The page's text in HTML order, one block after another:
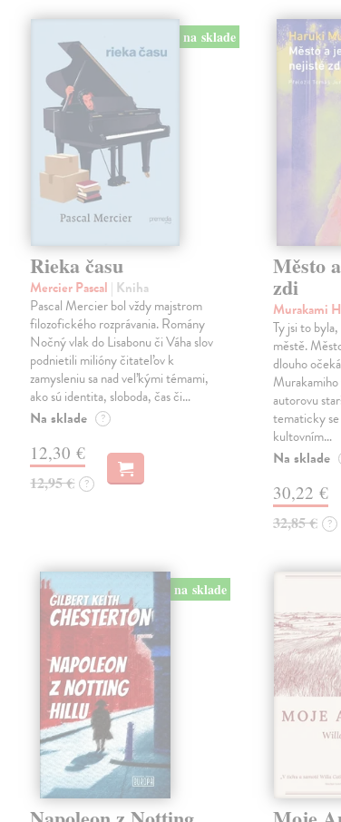
na sklade
Rieka času
Mercier Pascal | Kniha
Pascal Mercier bol vždy majstrom
filozofického rozprávania. Romány
Nočný vlak do Lisabonu či Váha slov
podnietili milióny čitateľov k
zamysleniu sa nad veľkými témami,
ako sú identita, sloboda, čas či…
Na sklade ?
12,30 €
12,95 € ?
Město
zdi
Murakami
Ty jsi to
městě.
dlouho
Murakamiho
autorovu
tematicky
kultovním…
Na sklade
30,22 €
32,85 € ?
na sklade